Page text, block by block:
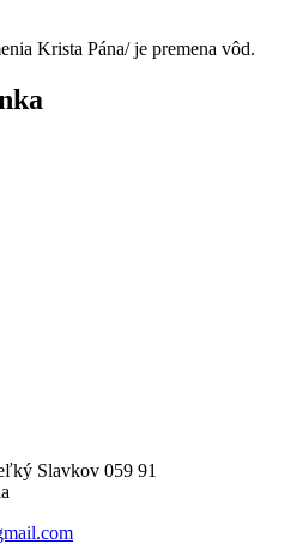
Krista Pána/ je premena vôd.
Slavkov 059 91